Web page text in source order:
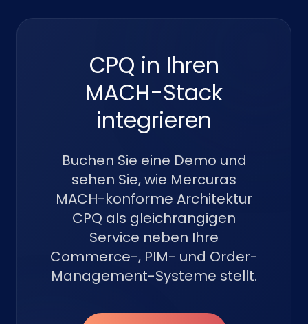
CPQ in Ihren
MACH-Stack
integrieren
Buchen Sie eine Demo und
sehen Sie, wie Mercuras
MACH-konforme Architektur
CPQ als gleichrangigen
Service neben Ihre
Commerce-, PIM- und Order-
Management-Systeme stellt.